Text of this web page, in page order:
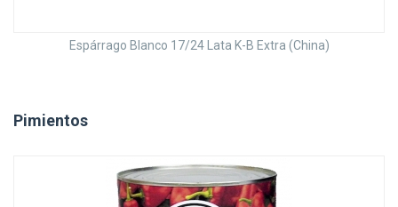
Espárrago Blanco 17/24 Lata K-B Extra (China)
Pimientos